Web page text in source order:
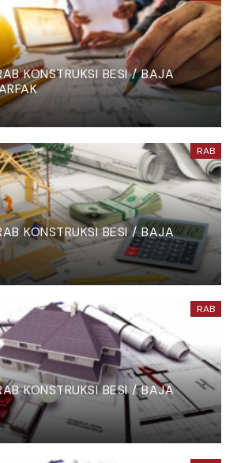
KONSTRUKSI BESI / BAJA
RAB
KONSTRUKSI BESI / BAJA
RAB
KONSTRUKSI BESI / BAJA